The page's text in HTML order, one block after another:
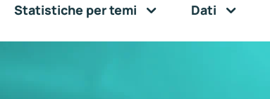
Statistiche per temi Dati